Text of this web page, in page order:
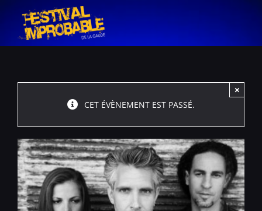
contenu
CET ÉVÈNEMENT EST PASSÉ.
×